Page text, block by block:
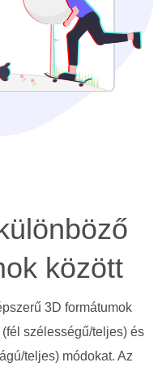
között
3D formátumok
szélességű/teljes) és
teljes) módokat. Az